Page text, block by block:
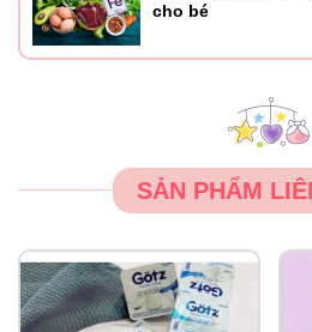
cho bé
SẢN PHẨM